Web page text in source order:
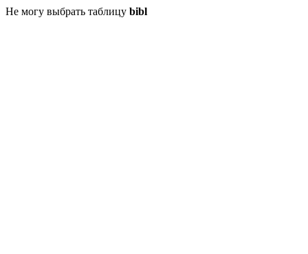
Не могу выбрать таблицу bibl